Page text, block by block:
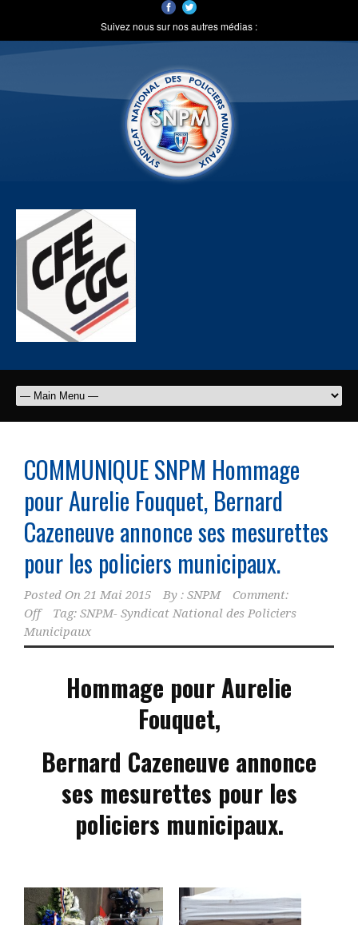
Suivez nous sur nos autres médias :
COMMUNIQUE SNPM Hommage
pour Aurelie Fouquet, Bernard
Cazeneuve annonce ses mesurettes
pour les policiers municipaux.
Posted On 21 Mai 2015 By : SNPM
Comment:
Off
Tag: SNPM- Syndicat National des Policiers
Municipaux
Hommage pour Aurelie
Fouquet,
Bernard Cazeneuve annonce
ses mesurettes pour les
policiers municipaux.